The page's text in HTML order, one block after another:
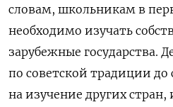
словам, школьникам в
необходимо изучать
зарубежные государства.
по советской традиции до
на изучение других